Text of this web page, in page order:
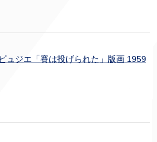
ュジエ「賽は投げられた」版画 1959